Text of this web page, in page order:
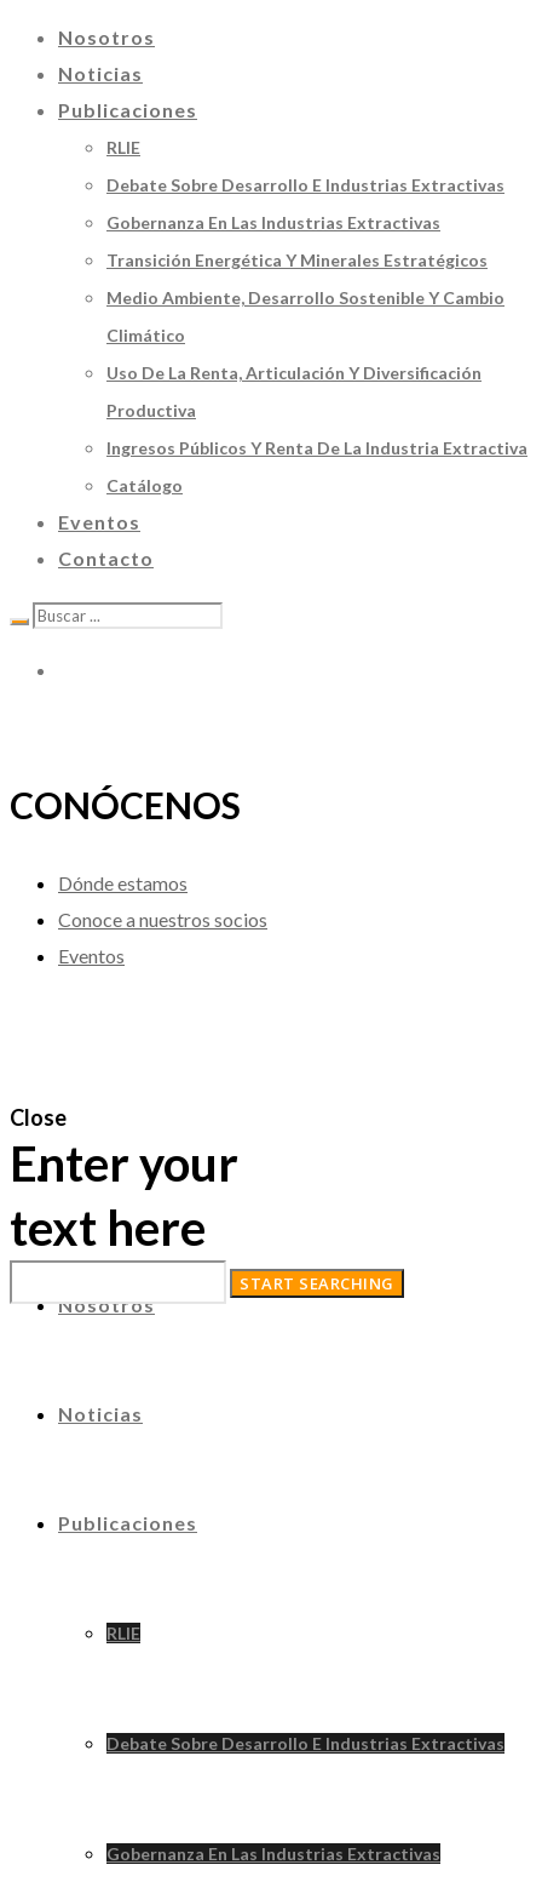
Nosotros
Noticias
Publicaciones
RLIE
Debate Sobre Desarrollo E Industrias Extractivas
Gobernanza En Las Industrias Extractivas
Transición Energética Y Minerales Estratégicos
Medio Ambiente, Desarrollo Sostenible Y Cambio
Climático
Uso De La Renta, Articulación Y Diversificación
Productiva
Ingresos Públicos Y Renta De La Industria Extractiva
Catálogo
Eventos
Contacto
CONÓCENOS
Dónde estamos
Conoce a nuestros socios
Eventos
Nosotros
Noticias
Publicaciones
RLIE
Debate Sobre Desarrollo E Industrias Extractivas
Gobernanza En Las Industrias Extractivas
Close
Enter your
text here